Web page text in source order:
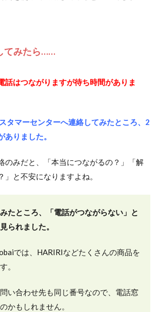
てみたら……
話はつながりますが待ち時間がありま
タマーセンターへ連絡してみたところ、2
りました。
のみだと、「本当につながるの？」「解
」と不安になりますよね。
たところ、「電話がつながらない」と
られました。
では、HARIRIなどたくさんの商品を
。
い合わせ先も同じ番号なので、電話窓
かもしれません。